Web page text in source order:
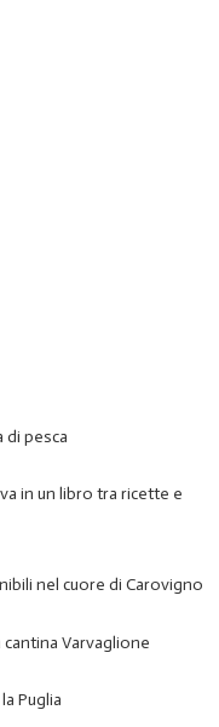
di pesca
in un libro tra ricette e
nel cuore di Carovigno
cantina Varvaglione
Puglia